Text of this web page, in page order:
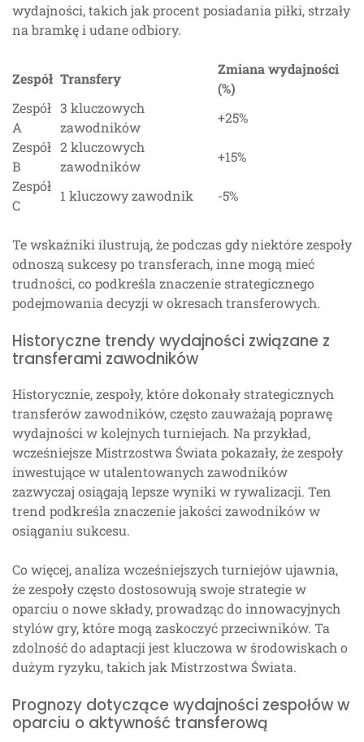
wydajności, takich jak procent posiadania piłki, strzały
na bramkę i udane odbiory.
Zespół Transfery
Zmiana wydajności
(%)
Zespół
A
3 kluczowych
zawodników
+25%
Zespół
B
2 kluczowych
zawodników
+15%
Zespół
C
1 kluczowy zawodnik -5%
Te wskaźniki ilustrują, że podczas gdy niektóre zespoły
odnoszą sukcesy po transferach, inne mogą mieć
trudności, co podkreśla znaczenie strategicznego
podejmowania decyzji w okresach transferowych.
Historyczne trendy wydajności związane z
transferami zawodników
Historycznie, zespoły, które dokonały strategicznych
transferów zawodników, często zauważają poprawę
wydajności w kolejnych turniejach. Na przykład,
wcześniejsze Mistrzostwa Świata pokazały, że zespoły
inwestujące w utalentowanych zawodników
zazwyczaj osiągają lepsze wyniki w rywalizacji. Ten
trend podkreśla znaczenie jakości zawodników w
osiąganiu sukcesu.
Co więcej, analiza wcześniejszych turniejów ujawnia,
że zespoły często dostosowują swoje strategie w
oparciu o nowe składy, prowadząc do innowacyjnych
stylów gry, które mogą zaskoczyć przeciwników. Ta
zdolność do adaptacji jest kluczowa w środowiskach o
dużym ryzyku, takich jak Mistrzostwa Świata.
Prognozy dotyczące wydajności zespołów w
oparciu o aktywność transferową